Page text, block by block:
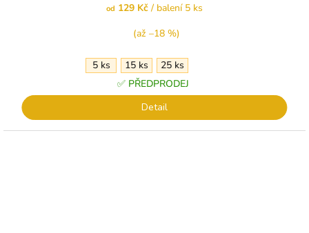
od 129 Kč / balení 5 ks
(až –18 %)
5 ks 15 ks
25 ks
✅ PŘEDPRODEJ
Detail